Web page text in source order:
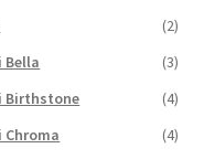
(2)
Bella
(3)
Birthstone
(4)
Chroma
(4)